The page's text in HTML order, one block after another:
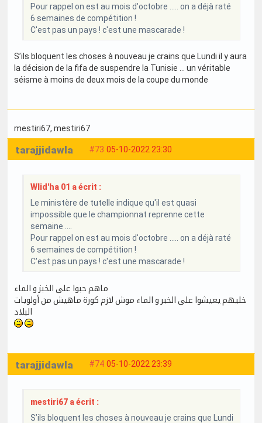
Pour rappel on est au mois d'octobre ..... on a déjà raté
6 semaines de compétition !
C'est pas un pays ! c'est une mascarade !
S’ils bloquent les choses à nouveau je crains que Lundi il y aura
la décision de la fifa de suspendre la Tunisie … un véritable
séisme à moins de deux mois de la coupe du monde
mestiri67, mestiri67
#73 05-10-2022 23:30
tarajjidawla
Wlid'ha 01 a écrit :
Le ministère de tutelle indique qu'il est quasi
impossible que le championnat reprenne cette
semaine ....
Pour rappel on est au mois d'octobre ..... on a déjà raté
6 semaines de compétition !
C'est pas un pays ! c'est une mascarade !
ماهم حبوا على الخبز و الماء
خليهم يعيشوا على الخبر و الماء موش لازم كورة ماهيش من أولويات
البلاد
#74 05-10-2022 23:39
tarajjidawla
mestiri67 a écrit :
S’ils bloquent les choses à nouveau je crains que Lundi